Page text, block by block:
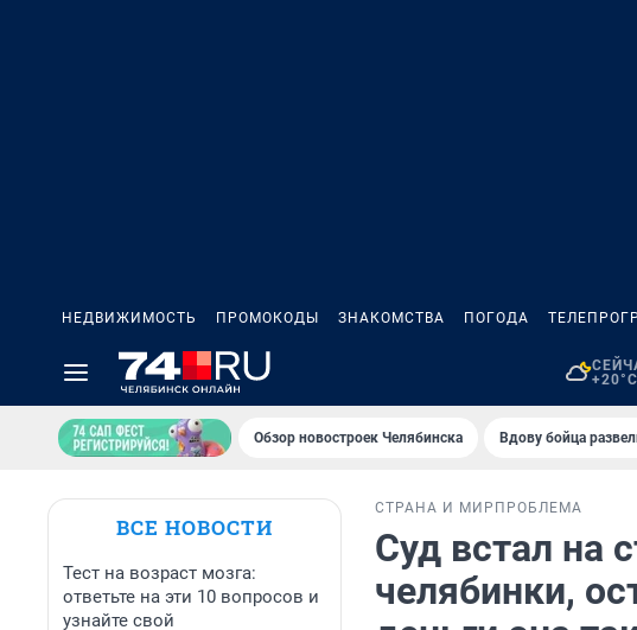
НЕДВИЖИМОСТЬ ПРОМОКОДЫ ЗНАКОМСТВА ПОГОДА
+20°C
Обзор новостроек Челябинска Вдову бойца
ВСЕ НОВОСТИ
Тест на возраст мозга:
ответьте на эти 10 вопросов и
узнайте свой
СТРАНА И МИР ПРОБЛЕМА
Суд встал на
челябинки,